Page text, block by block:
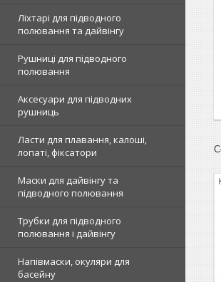
Ліхтарі для підводного
полювання та дайвінгу
Рушниці для підводного
полювання
Аксесуари для підводних
рушниць
Ласти для плавання, калоші,
лопаті, фіксатори
Маски для дайвінгу та
підводного полювання
Трубки для підводного
полювання і дайвінгу
Напівмаски, окуляри для
басейну